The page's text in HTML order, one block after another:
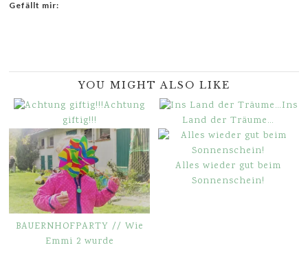
Gefällt mir:
YOU MIGHT ALSO LIKE
Achtung
giftig!!!
Ins
Land der Träume…
BAUERNHOFPARTY // Wie
Emmi 2 wurde
Alles wieder gut beim
Sonnenschein!